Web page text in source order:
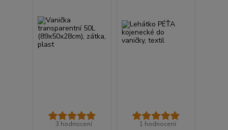
3 hodnocení
1 hodnocení